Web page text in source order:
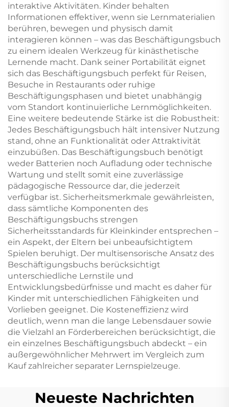
interaktive Aktivitäten. Kinder behalten
Informationen effektiver, wenn sie Lernmaterialien
berühren, bewegen und physisch damit
interagieren können – was das Beschäftigungsbuch
zu einem idealen Werkzeug für kinästhetische
Lernende macht. Dank seiner Portabilität eignet
sich das Beschäftigungsbuch perfekt für Reisen,
Besuche in Restaurants oder ruhige
Beschäftigungsphasen und bietet unabhängig
vom Standort kontinuierliche Lernmöglichkeiten.
Eine weitere bedeutende Stärke ist die Robustheit:
Jedes Beschäftigungsbuch hält intensiver Nutzung
stand, ohne an Funktionalität oder Attraktivität
einzubüßen. Das Beschäftigungsbuch benötigt
weder Batterien noch Aufladung oder technische
Wartung und stellt somit eine zuverlässige
pädagogische Ressource dar, die jederzeit
verfügbar ist. Sicherheitsmerkmale gewährleisten,
dass sämtliche Komponenten des
Beschäftigungsbuchs strengen
Sicherheitsstandards für Kleinkinder entsprechen –
ein Aspekt, der Eltern bei unbeaufsichtigtem
Spielen beruhigt. Der multisensorische Ansatz des
Beschäftigungsbuchs berücksichtigt
unterschiedliche Lernstile und
Entwicklungsbedürfnisse und macht es daher für
Kinder mit unterschiedlichen Fähigkeiten und
Vorlieben geeignet. Die Kosteneffizienz wird
deutlich, wenn man die lange Lebensdauer sowie
die Vielzahl an Förderbereichen berücksichtigt, die
ein einzelnes Beschäftigungsbuch abdeckt – ein
außergewöhnlicher Mehrwert im Vergleich zum
Kauf zahlreicher separater Lernspielzeuge.
Neueste Nachrichten